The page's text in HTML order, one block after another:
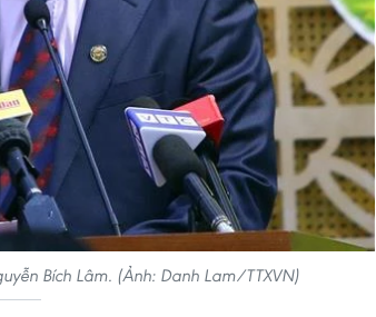
Bích Lâm. (Ảnh: Danh Lam/TTXVN)